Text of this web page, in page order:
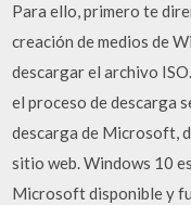
Para ello, primero te
creación de medios de
descargar el archivo
el proceso de descarga
descarga de Microsoft,
sitio web. Windows 10
Microsoft disponible y